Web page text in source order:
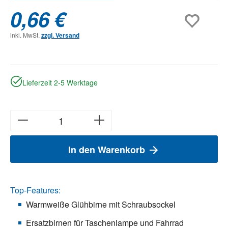
0,66 €
inkl. MwSt. zzgl. Versand
Lieferzeit 2-5 Werktage
In den Warenkorb
Top-Features:
Warmweiße Glühbirne mit Schraubsockel
Ersatzbirnen für Taschenlampe und Fahrrad